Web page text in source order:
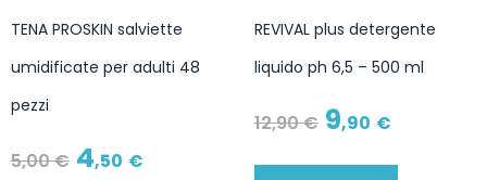
TENA PROSKIN salviette
umidificate per adulti 48
pezzi
5,00€ 4,50 €
REVIVAL plus detergente
liquido ph 6,5 – 500 ml
12,90€ 9,90 €